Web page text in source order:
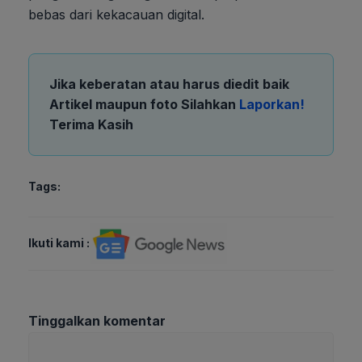
bebas dari kekacauan digital.
Jika keberatan atau harus diedit baik
Artikel maupun foto Silahkan Laporkan!
Terima Kasih
Tags:
Ikuti kami :
Tinggalkan komentar